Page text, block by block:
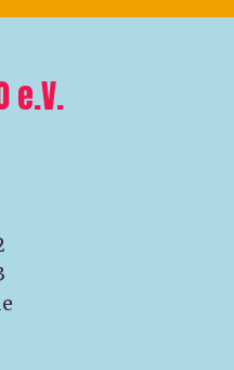
e.V.